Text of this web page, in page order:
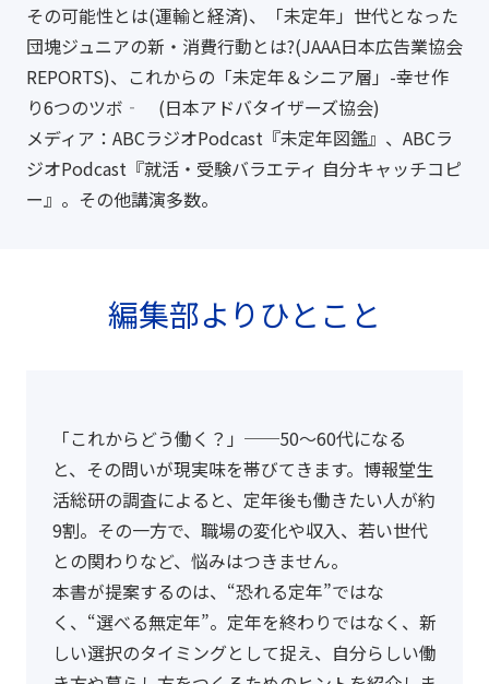
その可能性とは(運輸と経済)、「未定年」世代となった
団塊ジュニアの新・消費行動とは?(JAAA日本広告業協会
REPORTS)、これからの「未定年＆シニア層」-幸せ作
り6つのツボ‐ (日本アドバタイザーズ協会)
メディア：ABCラジオPodcast『未定年図鑑』、ABCラ
ジオPodcast『就活・受験バラエティ 自分キャッチコピ
ー』。その他講演多数。
編集部よりひとこと
「これからどう働く？」──50～60代になる
と、その問いが現実味を帯びてきます。博報堂生
活総研の調査によると、定年後も働きたい人が約
9割。その一方で、職場の変化や収入、若い世代
との関わりなど、悩みはつきません。
本書が提案するのは、“恐れる定年”ではな
く、“選べる無定年”。定年を終わりではなく、新
しい選択のタイミングとして捉え、自分らしい働